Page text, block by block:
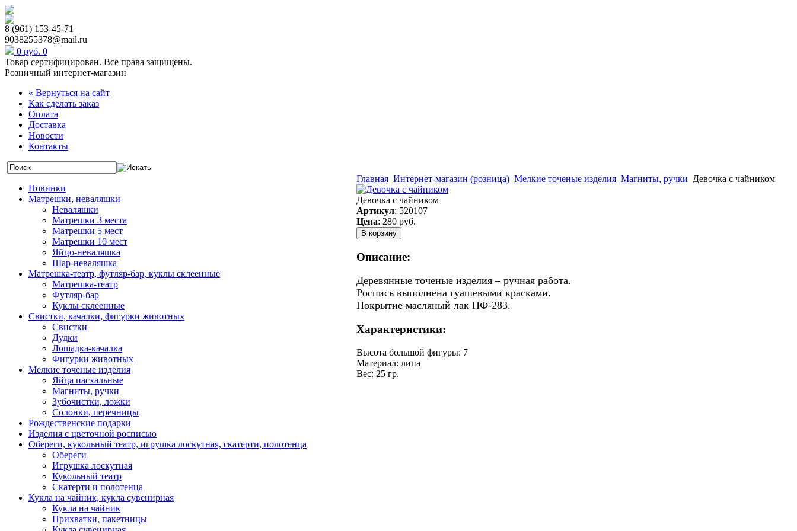
8 (961) 153-45-71
9038255378@mail.ru
0 руб. 0
Товар сертифицирован. Все права защищены.
Розничный интернет-магазин
« Вернуться на сайт
Как сделать заказ
Оплата
Доставка
Новости
Контакты
Новинки
Матрешки, неваляшки
Неваляшки
Матрешки 3 места
Матрешки 5 мест
Матрешки 10 мест
Яйцо-неваляшка
Шар-неваляшка
Матрешка-театр, футляр-бар, куклы склеенные
Матрешка-театр
Футляр-бар
Куклы склеенные
Свистки, качалки, фигурки животных
Свистки
Дудки
Лошадка-качалка
Фигурки животных
Мелкие точеные изделия
Яйца пасхальные
Магниты, ручки
Зубочистки, ложки
Солонки, перечницы
Рождественские подарки
Изделия с цветочной росписью
Обереги, кукольный театр, игрушка лоскутная, скатерти, полотенца
Обереги
Игрушка лоскутная
Кукольный театр
Скатерти и полотенца
Кукла на чайник, кукла сувенирная
Кукла на чайник
Прихватки, пакетницы
Главная Интернет-магазин (розница) Мелкие точеные изделия Магниты, ручки Девочка с чайником
Девочка с чайником
Артикул: 520107
Цена: 280 руб.
Описание:
Деревянные точеные изделия – ручная работа.
Роспись выполнена гуашевыми красками.
Покрытие масляный лак ПФ-283.
Характеристики:
Высота большой фигуры: 7
Материал: липа
Вес: 25 гр.